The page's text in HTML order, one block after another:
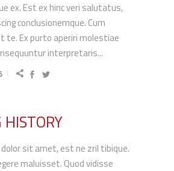
ex. Est ex hinc veri salutatus,
conclusionemque. Cum
te. Ex purto aperiri molestiae
interpretaris...
sit amet, est ne zril tibique.
maluisset. Quod vidisse